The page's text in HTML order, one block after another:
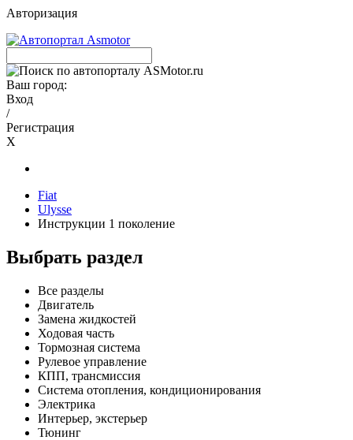
Авторизация
Ваш город:
Вход
/
Регистрация
X
Fiat
Ulysse
Инструкции 1 поколение
Выбрать раздел
Все разделы
Двигатель
Замена жидкостей
Ходовая часть
Тормозная система
Рулевое управление
КПП, трансмиссия
Система отопления, кондиционирования
Электрика
Интерьер, экстерьер
Тюнинг